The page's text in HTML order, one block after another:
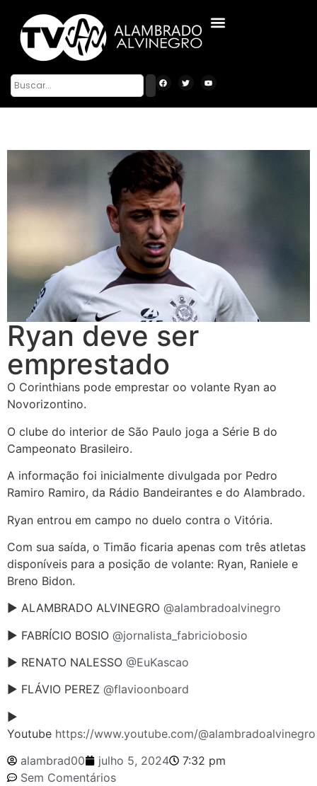
Ryan deve ser
emprestado
O Corinthians pode emprestar oo volante Ryan ao
Novorizontino.
O clube do interior de São Paulo joga a Série B do
Campeonato Brasileiro.
A informação foi inicialmente divulgada por Pedro
Ramiro Ramiro, da Rádio Bandeirantes e do Alambrado.
Ryan entrou em campo no duelo contra o Vitória.
Com sua saída, o Timão ficaria apenas com três atletas
disponíveis para a posição de volante: Ryan, Raniele e
Breno Bidon.
► ALAMBRADO ALVINEGRO @alambradoalvinegro
► FABRÍCIO BOSIO @jornalista_fabriciobosio
► RENATO NALESSO @EuKascao
► FLÁVIO PEREZ @flavioonboard
►
Youtube https://www.youtube.com/@alambradoalvinegro
alambrad00
julho 5, 2024
7:32 pm
Sem Comentários